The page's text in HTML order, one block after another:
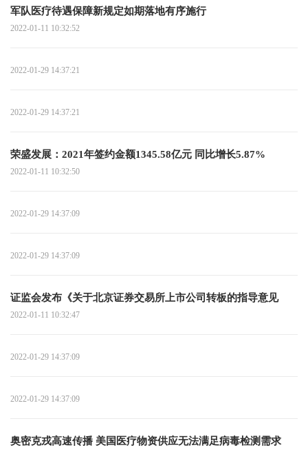
军队医疗待遇保障新规定如期落地有序施行
2022-01-11 10:32:52
2022-01-29 14:37:21
2022-01-29 14:37:21
荣盛发展：2021年签约金额1345.58亿元 同比增长5.87%
2022-01-11 10:32:50
2022-01-29 14:37:09
2022-01-29 14:37:09
证监会发布《关于北京证券交易所上市公司转板的指导意见
2022-01-11 10:32:47
2022-01-29 14:37:09
2022-01-29 14:37:09
奥密克戎高速传播 美国医疗物资供应无法满足病毒检测需求